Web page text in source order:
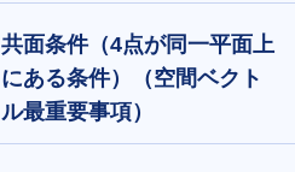
共面条件（4点が同一平面上
にある条件）（空間ベクト
ル最重要事項）